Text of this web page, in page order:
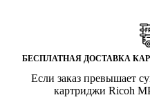
БЕСПЛАТНАЯ ДОСТАВКА
Если заказ превышает
картриджи Ricoh